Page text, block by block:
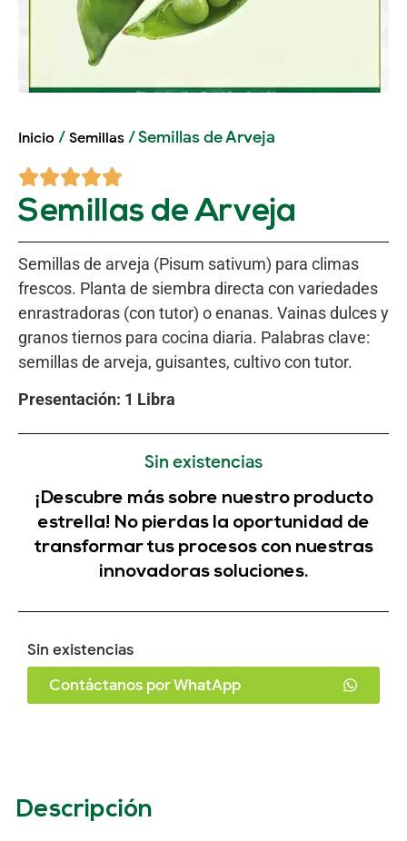
Inicio / Semillas / Semillas de Arveja
Semillas de Arveja
Semillas de arveja (Pisum sativum) para climas
frescos. Planta de siembra directa con variedades
enrastradoras (con tutor) o enanas. Vainas dulces y
granos tiernos para cocina diaria. Palabras clave:
semillas de arveja, guisantes, cultivo con tutor.
Presentación: 1 Libra
Sin existencias
¡Descubre más sobre nuestro producto
estrella! No pierdas la oportunidad de
transformar tus procesos con nuestras
innovadoras soluciones.
Sin existencias
Contáctanos por WhatApp
Descripción